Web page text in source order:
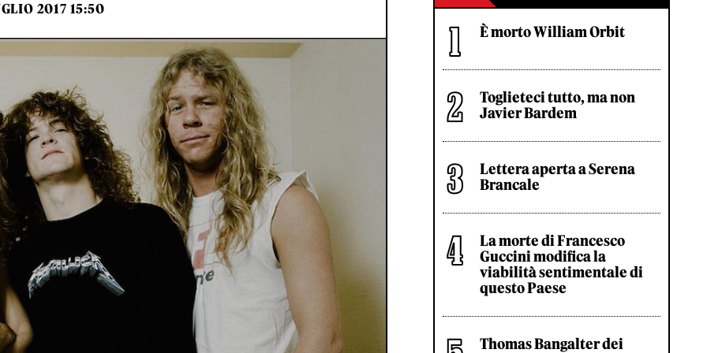
2017 15:50
È morto William Orbit
Toglieteci tutto, ma non
Javier Bardem
Lettera aperta a Serena
Brancale
La morte di Francesco
Guccini modifica la
viabilità sentimentale di
questo Paese
Thomas Bangalter dei